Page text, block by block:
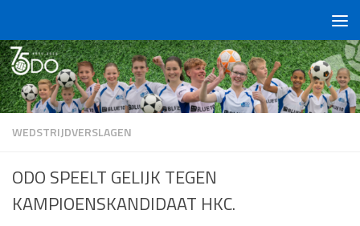
WEDSTRIJDVERSLAGEN
ODO SPEELT GELIJK TEGEN
KAMPIOENSKANDIDAAT HKC.